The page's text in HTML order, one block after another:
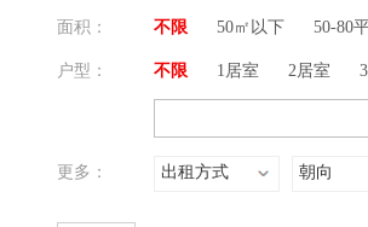
面积： 不限 50㎡以下 50-80
户型： 不限 1居室 2居室
更多： 出租方式 朝向